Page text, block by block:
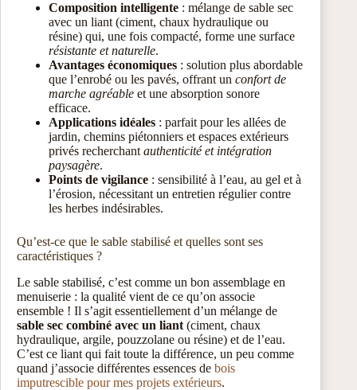
Composition intelligente : mélange de sable sec
avec un liant (ciment, chaux hydraulique ou
résine) qui, une fois compacté, forme une surface
résistante et naturelle.
Avantages économiques : solution plus abordable
que l’enrobé ou les pavés, offrant un confort de
marche agréable et une absorption sonore
efficace.
Applications idéales : parfait pour les allées de
jardin, chemins piétonniers et espaces extérieurs
privés recherchant authenticité et intégration
paysagère.
Points de vigilance : sensibilité à l’eau, au gel et à
l’érosion, nécessitant un entretien régulier contre
les herbes indésirables.
Qu’est-ce que le sable stabilisé et quelles sont ses
caractéristiques ?
Le sable stabilisé, c’est comme un bon assemblage en
menuiserie : la qualité vient de ce qu’on associe
ensemble ! Il s’agit essentiellement d’un mélange de
sable sec combiné avec un liant (ciment, chaux
hydraulique, argile, pouzzolane ou résine) et de l’eau.
C’est ce liant qui fait toute la différence, un peu comme
quand j’associe différentes essences de bois
imputrescible pour mes projets extérieurs.